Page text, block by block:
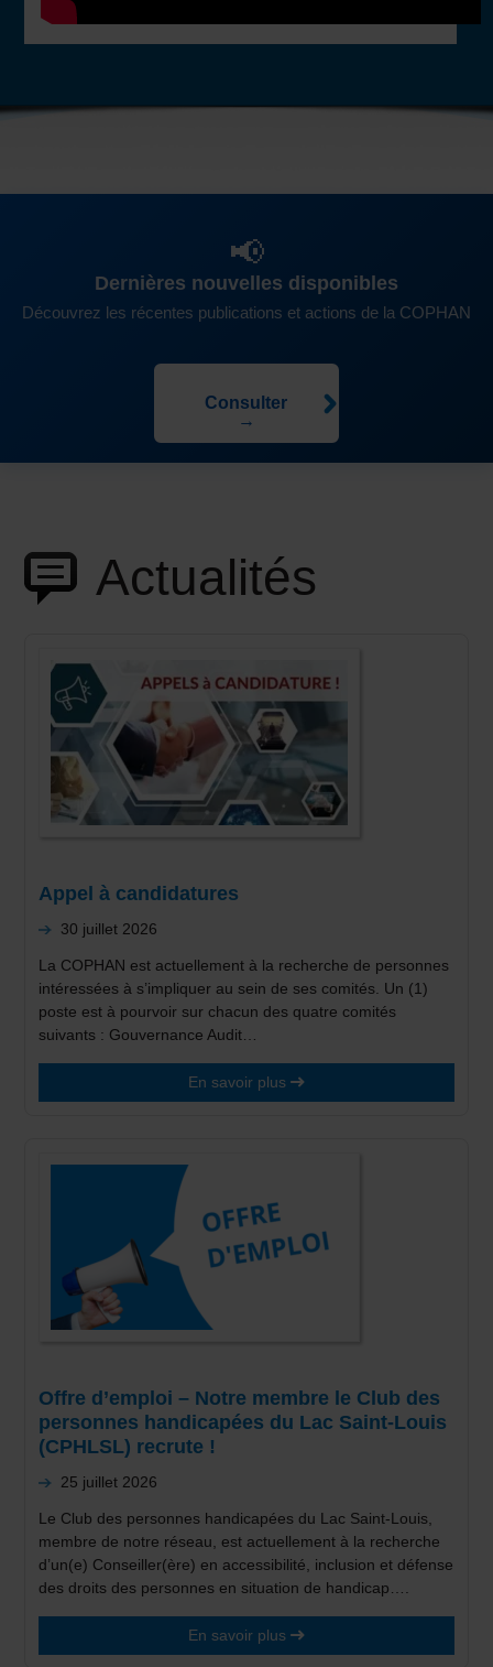
📢
Dernières nouvelles disponibles
Découvrez les récentes publications et actions de la COPHAN
Consulter
→
Actualités
Appel à candidatures
30 juillet 2026
La COPHAN est actuellement à la recherche de personnes
intéressées à s’impliquer au sein de ses comités. Un (1)
poste est à pourvoir sur chacun des quatre comités
suivants : Gouvernance Audit…
En savoir plus
Offre d’emploi – Notre membre le Club des
personnes handicapées du Lac Saint-Louis
(CPHLSL) recrute !
25 juillet 2026
Le Club des personnes handicapées du Lac Saint-Louis,
membre de notre réseau, est actuellement à la recherche
d’un(e) Conseiller(ère) en accessibilité, inclusion et défense
des droits des personnes en situation de handicap….
En savoir plus